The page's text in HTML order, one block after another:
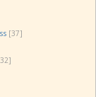
[37]